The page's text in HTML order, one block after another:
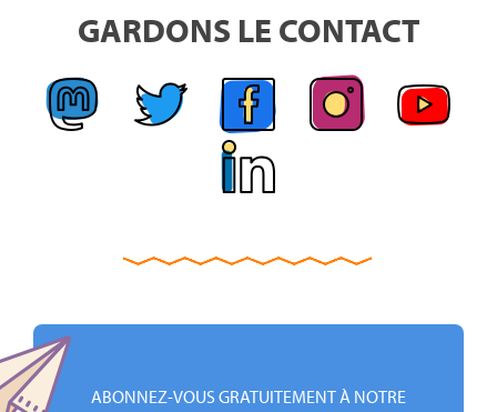
GARDONS LE CONTACT
ABONNEZ-VOUS GRATUITEMENT À NOTRE